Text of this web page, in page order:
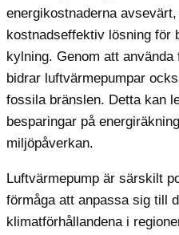
energikostnaderna
kostnadseffektiv lösning för
kylning. Genom att
bidrar luftvärmepumpar
fossila bränslen. Detta kan
besparingar på
miljöpåverkan.
Luftvärmepump är särskilt
förmåga att anpassa sig till
klimatförhållandena i